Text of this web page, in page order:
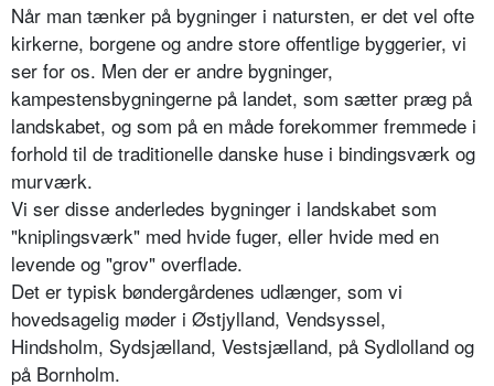
Når man tænker på bygninger i natursten, er det vel ofte
kirkerne, borgene og andre store offentlige byggerier, vi
ser for os. Men der er andre bygninger,
kampestensbygningerne på landet, som sætter præg på
landskabet, og som på en måde forekommer fremmede i
forhold til de traditionelle danske huse i bindingsværk og
murværk.
Vi ser disse anderledes bygninger i landskabet som
"kniplingsværk" med hvide fuger, eller hvide med en
levende og "grov" overflade.
Det er typisk bøndergårdenes udlænger, som vi
hovedsagelig møder i Østjylland, Vendsyssel,
Hindsholm, Sydsjælland, Vestsjælland, på Sydlolland og
på Bornholm.